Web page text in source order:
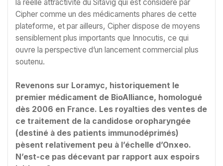
la réelle attractivité du Sitavig qui est considéré par
Cipher comme un des médicaments phares de cette
plateforme, et par ailleurs, Cipher dispose de moyens
sensiblement plus importants que Innocutis, ce qui
ouvre la perspective d’un lancement commercial plus
soutenu.
Revenons sur Loramyc, historiquement le
premier médicament de BioAlliance, homologué
dès 2006 en France. Les royalties des ventes de
ce traitement de la candidose oropharyngée
(destiné à des patients immunodéprimés)
pèsent relativement peu à l’échelle d’Onxeo.
N’est-ce pas décevant par rapport aux espoirs